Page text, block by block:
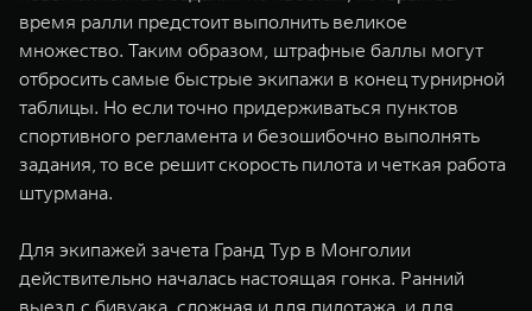
время ралли предстоит выполнить великое
множество. Таким образом, штрафные баллы могут
отбросить самые быстрые экипажи в конец турнирной
таблицы. Но если точно придерживаться пунктов
спортивного регламента и безошибочно выполнять
задания, то все решит скорость пилота и четкая работа
штурмана.
Для экипажей зачета Гранд Тур в Монголии
действительно началась настоящая гонка. Ранний
выезд с бивуака, сложная и для пилотажа, и для